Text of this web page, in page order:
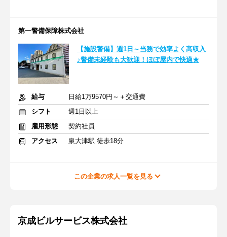
第一警備保障株式会社
【施設警備】週1日～当務で効率よく高収入
♪警備未経験も大歓迎！ほぼ屋内で快適★
給与
日給1万9570円～＋交通費
シフト
週1日以上
雇用形態
契約社員
アクセス
泉大津駅 徒歩18分
この企業の求人一覧を見る
京成ビルサービス株式会社